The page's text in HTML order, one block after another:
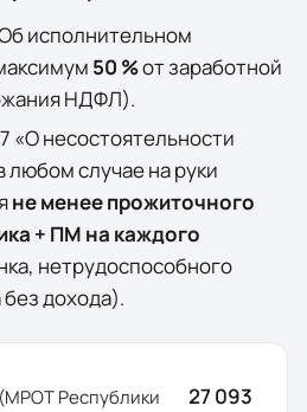
исполнительном
50 %от заработной
НДФЛ).
«О несостоятельности
любом случае на руки
не менее прожиточного
+ ПМ на каждого
нетрудоспособного
дохода).
(МРОТРеспублики
27 093